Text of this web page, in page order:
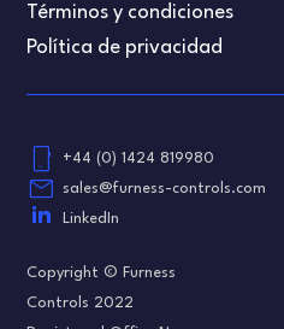
Términos y condiciones
Política de privacidad
phone_android +44 (0) 1424 819980
email
sales@furness-controls.com
LinkedIn
Copyright © Furness
Controls 2022